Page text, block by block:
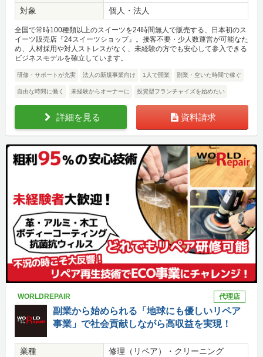
対象 個人・法人
全国で常時100種類以上のスイーツを24時間無人で販売する、日本初のス
イーツ販売店『24スイーツショップ』。接客不要・少人数運営が可能なた
め、人材採用や対人ストレスがなく、未経験の方でも安心して参入できる
ビジネスモデルを確立しています。
研修・サポートが充実 法人の新規事業向け 1人で開業 副業・空いた時間で稼ぐ
自由な時間に働く 未経験からオーナーに 投資型フランチャイズを始めたい
詳細を見る 資料請求
WORLDREPAIR 代理店
副業から始められる「地球にも優しいリペア
事業」で社会貢献しながら高収益を実現！
業種
修理（リペア）・クリーニング